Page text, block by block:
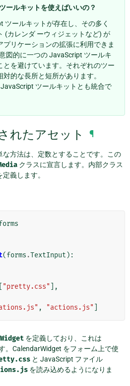
ールキットを使えばいいの？
ツールキットが存在し、その多く
(カレンダ ーウィジェットなど) が
プリケーションの拡張に利用できま
図的に一つの JavaScript ツールキ
とを避けています。それぞれのツー
対的な長所と短所があります。
ツールキットとも統合で
れたアセット ¶
方法は、定数とすることです。この
クラスに宣言します。内部クラス
義します。
(forms .TextInput ):
"pretty.css"
],
, "actions.js"
を定義しており、これは
。CalendarWidget をフォーム上で使
と JavaScript ファイル
を読み込めるようになりま